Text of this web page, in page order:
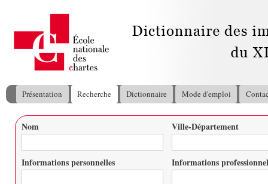
Menu principal
Présentation Recherche Dictionnaire Mode d'emploi
Vous êtes ici
Nom Ville-Département
Informations personnelles Informations